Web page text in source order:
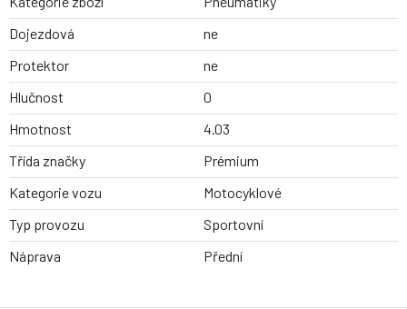
Dojezdová
ne
Protektor
ne
Hlučnost
0
Hmotnost
4.03
Třída značky
Prémium
Kategorie vozu
Motocyklové
Typ provozu
Sportovní
Náprava
Přední